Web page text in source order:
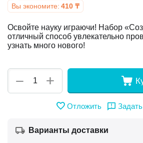
Вы экономите: 410 ₸
Освойте науку играючи! Набор
отличный способ увлекательно
узнать много нового!
+
−
Отложить
Варианты доставки